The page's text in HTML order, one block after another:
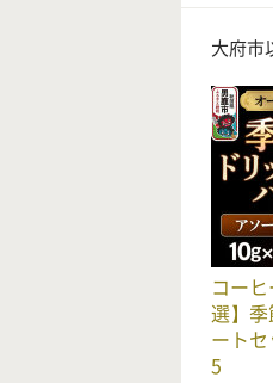
大府市
コー
選】
ート
5